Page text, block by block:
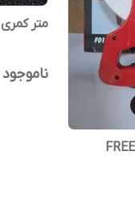
متر کمری freemans 5m
ناموجود